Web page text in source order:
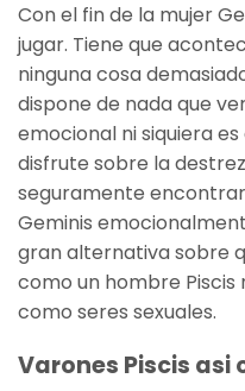
Con el fin de la mujer
jugar. Tiene que
ninguna cosa
dispone de nada que
emocional ni siquiera
disfrute sobre la
seguramente
Geminis
gran alternativa sobre
como un hombre Piscis
como seres sexuales.
Varones Piscis asi­